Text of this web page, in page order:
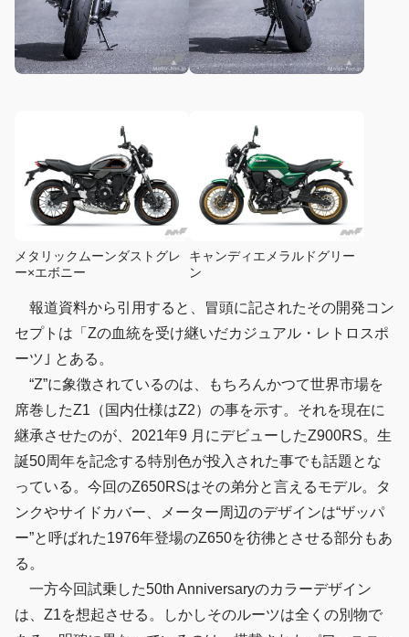
メタリックムーンダストグレ
ー×エボニー
キャンディエメラルドグリー
ン
報道資料から引用すると、冒頭に記されたその開発コン
セプトは「Zの血統を受け継いだカジュアル・レトロスポ
ーツ｣ とある。
“Z”に象徴されているのは、もちろんかつて世界市場を
席巻したZ1（国内仕様はZ2）の事を示す。それを現在に
継承させたのが、2021年9 月にデビューしたZ900RS。生
誕50周年を記念する特別色が投入された事でも話題とな
っている。今回のZ650RSはその弟分と言えるモデル。タ
ンクやサイドカバー、メーター周辺のデザインは“ザッパ
ー”と呼ばれた1976年登場のZ650を彷彿とさせる部分もあ
る。
一方今回試乗した50th Anniversaryのカラーデザイン
は、Z1を想起させる。しかしそのルーツは全くの別物で